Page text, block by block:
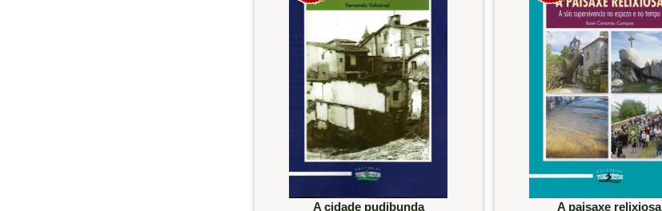
A cidade pudibunda
A paisaxe relixiosa